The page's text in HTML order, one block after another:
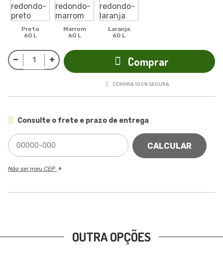
Preto
60 L
Marrom
60 L
Laranja
60 L
Comprar
COMPRA 100% SEGURA
Consulte o frete e prazo de entrega
CALCULAR
Não sei meu CEP
OUTRA OPÇÕES